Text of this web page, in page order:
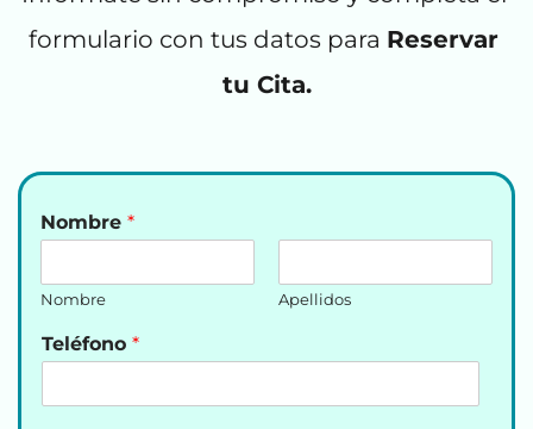
formulario con tus datos para Reservar
tu Cita.
Nombre *
Nombre Apellidos
Teléfono *